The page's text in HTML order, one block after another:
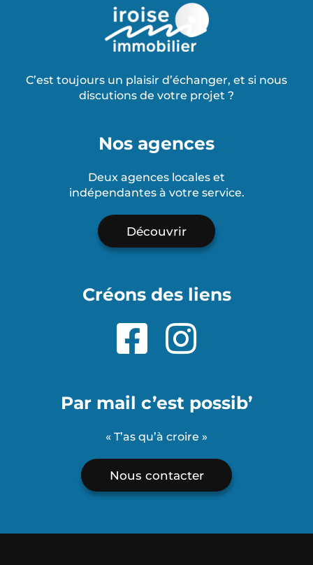
C’est toujours un plaisir d’échanger, et si nous
discutions de votre projet ?
Nos agences
Deux agences locales et
indépendantes à votre service.
Découvrir
Créons des liens
Par mail c’est possib’
« T’as qu’à croire »
Nous contacter